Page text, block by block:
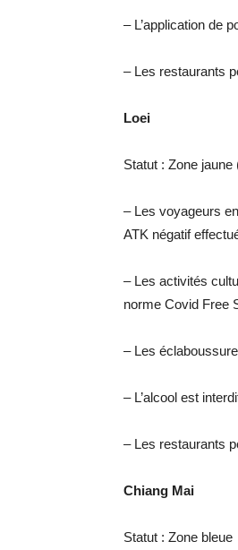
– L’application de
– Les restaurants
Loei
Statut : Zone
– Les voyageurs
ATK négatif
– Les activités
norme Covid Free
– Les
– L’alcool est
– Les restaurants
Chiang Mai
Statut : Zone bleue